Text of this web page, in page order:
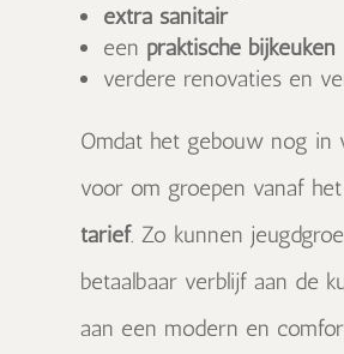
extra sanitair
een praktische bijkeuken
verdere renovaties en
Omdat het gebouw nog in
voor om groepen vanaf
tarief. Zo kunnen
betaalbaar verblijf aan de
aan een modern en